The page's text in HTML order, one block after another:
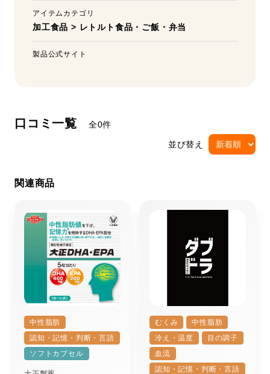
アイテムカテゴリ
加工食品 > レトルト食品・ご飯・弁当
製品公式サイト
口コミ一覧 全0件
並び替え
関連商品
中性脂肪
認知・記憶・判断・言語
ソフトカプセル
むくみ
中性脂肪
冷え・温度
目の調子
血流
認知・記憶・判断・言語